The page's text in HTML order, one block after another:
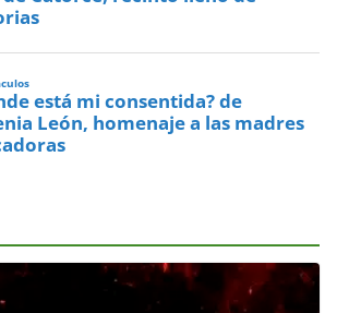
está mi consentida? de
León, homenaje a las madres